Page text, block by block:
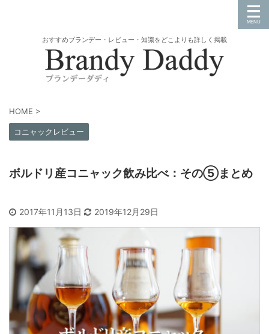
おすすめブランデー・レビュー・知識をどこよりも詳しく掲載
HOME >
コニャックレビュー
ボルドリ産コニャック飲み比べ：その⑤まとめ
2017年11月13日 2019年12月29日